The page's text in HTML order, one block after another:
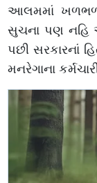
આલમમાં
સુચના પણ નહિ
પછી સરકારનાં
મનરેગાના